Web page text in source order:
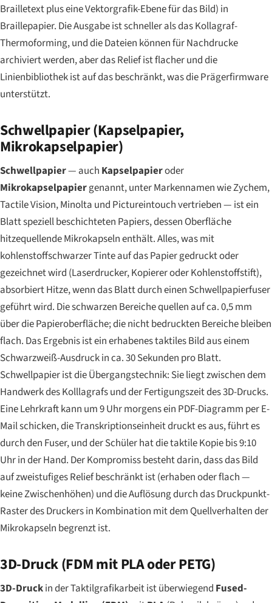
Brailletext plus eine Vektorgrafik-Ebene für das Bild) in
Braillepapier. Die Ausgabe ist schneller als das Kollagraf-
Thermoforming, und die Dateien können für Nachdrucke
archiviert werden, aber das Relief ist flacher und die
Linienbibliothek ist auf das beschränkt, was die Prägerfirmware
unterstützt.
Schwellpapier (Kapselpapier,
Mikrokapselpapier)
Schwellpapier— auch Kapselpapieroder
Mikrokapselpapiergenannt, unter Markennamen wie Zychem,
Tactile Vision, Minolta und Pictureintouch vertrieben — ist ein
Blatt speziell beschichteten Papiers, dessen Oberfläche
hitzequellende Mikrokapseln enthält. Alles, was mit
kohlenstoffschwarzer Tinte auf das Papier gedruckt oder
gezeichnet wird (Laserdrucker, Kopierer oder Kohlenstoffstift),
absorbiert Hitze, wenn das Blatt durch einen Schwellpapierfuser
geführt wird. Die schwarzen Bereiche quellen auf ca. 0,5 mm
über die Papieroberfläche; die nicht bedruckten Bereiche bleiben
flach. Das Ergebnis ist ein erhabenes taktiles Bild aus einem
Schwarzweiß-Ausdruck in ca. 30 Sekunden pro Blatt.
Schwellpapier ist die Übergangstechnik: Sie liegt zwischen dem
Handwerk des Kolllagrafs und der Fertigungszeit des 3D-Drucks.
Eine Lehrkraft kann um 9 Uhr morgens ein PDF-Diagramm per E-
Mail schicken, die Transkriptionseinheit druckt es aus, führt es
durch den Fuser, und der Schüler hat die taktile Kopie bis 9:10
Uhr in der Hand. Der Kompromiss besteht darin, dass das Bild
auf zweistufiges Relief beschränkt ist (erhaben oder flach —
keine Zwischenhöhen) und die Auflösung durch das Druckpunkt-
Raster des Druckers in Kombination mit dem Quellverhalten der
Mikrokapseln begrenzt ist.
3D-Druck (FDM mit PLA oder PETG)
3D-Druckin der Taktilgrafikarbeit ist überwiegend Fused-